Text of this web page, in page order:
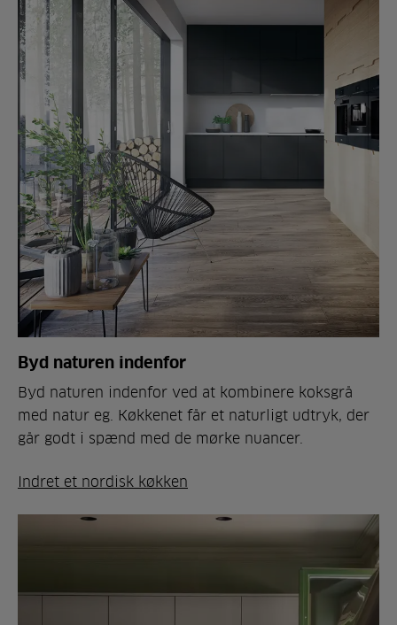
Byd naturen indenfor
Byd naturen indenfor ved at kombinere koksgrå
med natur eg. Køkkenet får et naturligt udtryk, der
går godt i spænd med de mørke nuancer.
Indret et nordisk køkken